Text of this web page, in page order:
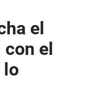
el
el
lo